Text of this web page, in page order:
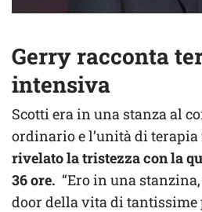
Gerry racconta
intensiva
Scotti era in una stanza al
ordinario e l’unità di
rivelato la tristezza con la
36 ore. “Ero in una
door della vita di tantissime